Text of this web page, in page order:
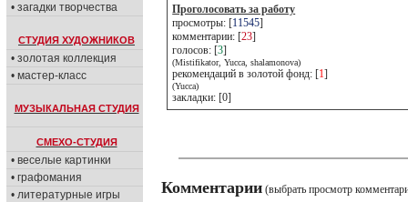
• загадки творчества
СТУДИЯ ХУДОЖНИКОВ
• золотая коллекция
• мастер-класс
МУЗЫКАЛЬНАЯ СТУДИЯ
СМЕХО-СТУДИЯ
• веселые картинки
• графомания
• литературные игры
Проголосовать за работу
просмотры: [11545]
комментарии: [23]
голосов: [3]
(Mistifikator, Yucca, shalamonova)
рекомендаций в золотой фонд: [1]
(Yucca)
закладки: [0]
Комментарии (выбрать просмотр